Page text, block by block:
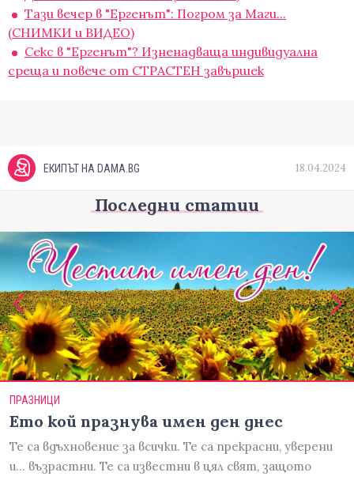
Тази вечер в "Ергенът": Погром за Маги...
(СНИМКИ и ВИДЕО)
Секс в "Ергенът"? Изненадваща индивидуална
среща и повече от СТРАСТЕН завършек
ЕКИПЪТ НА DAMA.BG 18.04.2024
Последни статии
ПРАЗНИЦИ
Ето кой празнува имен ден днес
Те са вдъхновение за всички. Те са прекрасни, уверени
и... възрастни. Те са известни в цял свят, защото